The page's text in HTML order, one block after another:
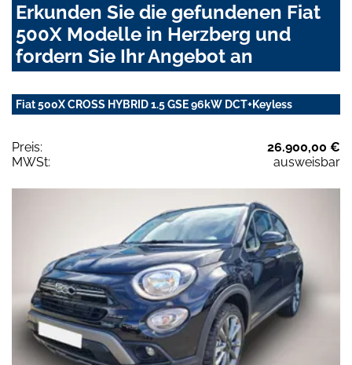
Erkunden Sie die gefundenen Fiat
500X Modelle in Herzberg und
fordern Sie Ihr Angebot an
Fiat 500X CROSS HYBRID 1.5 GSE 96kW DCT+Keyless
Preis:
26.900,00 €
MWSt:
ausweisbar